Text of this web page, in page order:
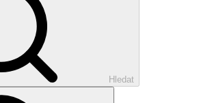
Hledat